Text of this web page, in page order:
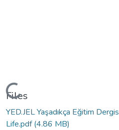
Loading...
Files
YED.JEL Yaşadıkça Eğitim
Life.pdf(4.86 MB)